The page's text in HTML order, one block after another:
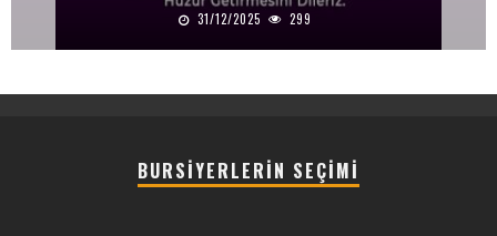
31/12/2025 299
BURSIYERLERIN SEÇIMI